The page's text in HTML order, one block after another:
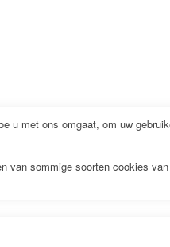
u met ons omgaat, om uw
van sommige soorten cookies